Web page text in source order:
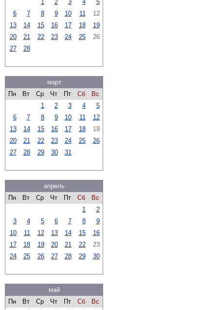
1 2 3 4
5
6
7 8 9 10 11
12
13
14 15 16 17 18
19
20
21 22 23 24 25
26
27
28
март
Пн
Вт Ср Чт Пт Сб
Вс
1
2 3 4
5
6
7 8 9 10 11
12
13
14 15 16 17 18
19
20
21 22 23 24 25
26
27
28 29 30 31
апрель
Пн
Вт Ср Чт Пт Сб
Вс
1
2
3
4 5 6 7 8
9
10
11 12 13 14 15
16
17
18 19 20 21 22
23
24
25 26 27 28 29 30
май
Пн
Вт Ср Чт Пт Сб
Вс